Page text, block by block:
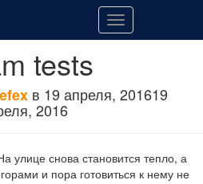
Переключить
tests
в 19 апреля, 201619
2016
улице снова становится тепло, а
и пора готовиться к нему не